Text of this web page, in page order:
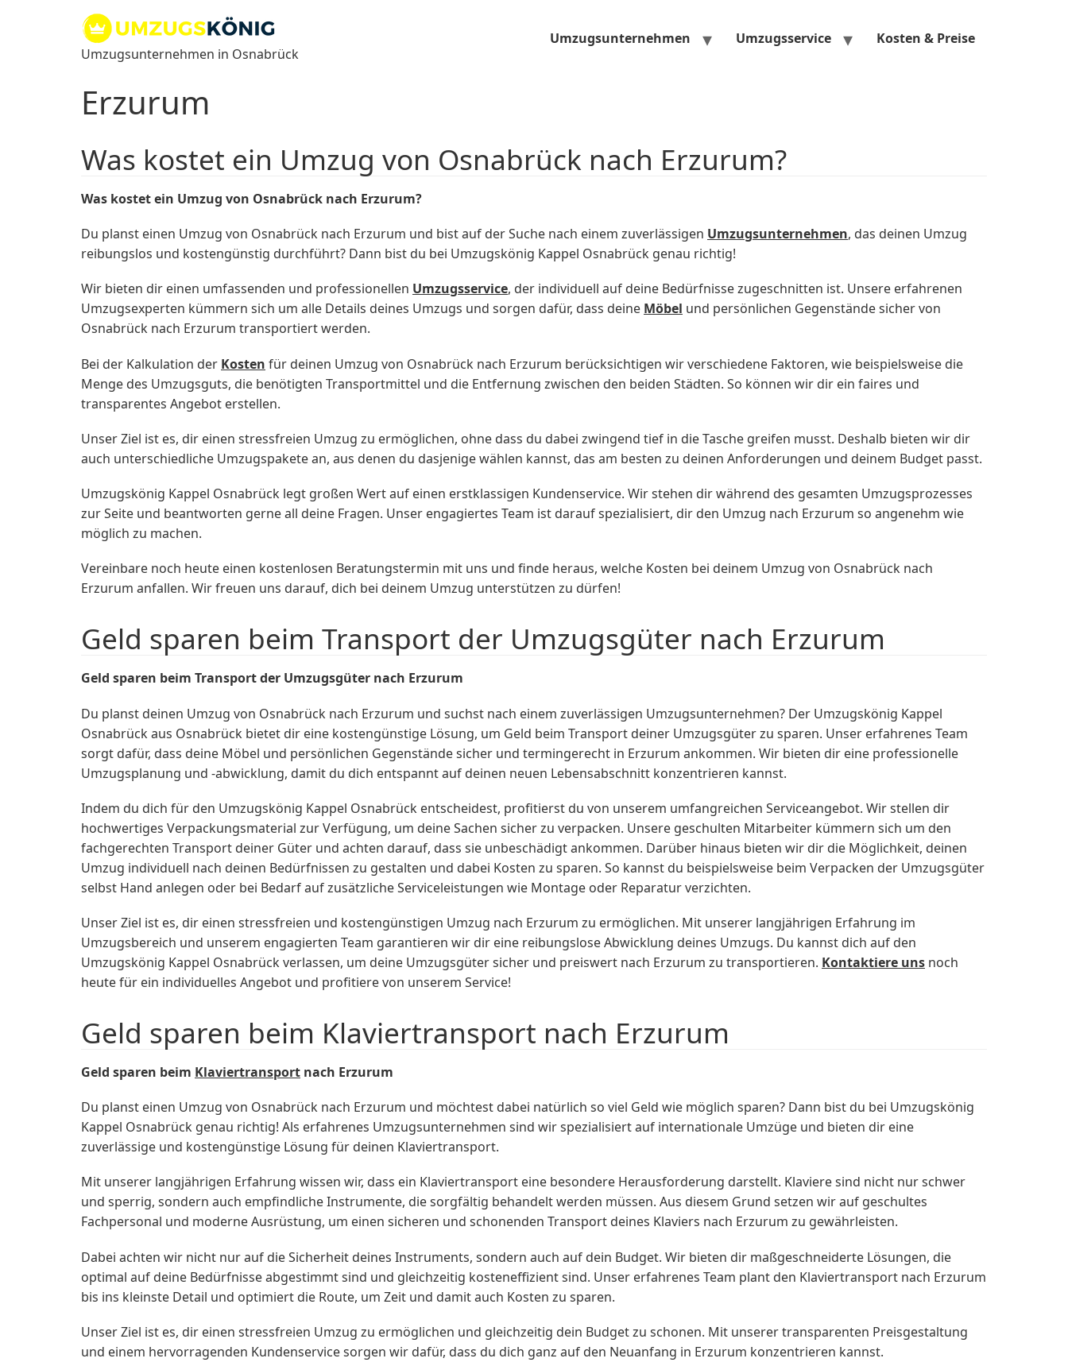
Umzugsunternehmen in Osnabrück
Umzugsunternehmen Umzugsservice Kosten & Preise
Erzurum
Was kostet ein Umzug von Osnabrück nach Erzurum?
Was kostet ein Umzug von Osnabrück nach Erzurum?
Du planst einen Umzug von Osnabrück nach Erzurum und bist auf der Suche nach einem zuverlässigen Umzugsunternehmen, das deinen Umzug
reibungslos und kostengünstig durchführt? Dann bist du bei Umzugskönig Kappel Osnabrück genau richtig!
Wir bieten dir einen umfassenden und professionellen Umzugsservice, der individuell auf deine Bedürfnisse zugeschnitten ist. Unsere erfahrenen
Umzugsexperten kümmern sich um alle Details deines Umzugs und sorgen dafür, dass deine Möbel und persönlichen Gegenstände sicher von
Osnabrück nach Erzurum transportiert werden.
Bei der Kalkulation der Kosten für deinen Umzug von Osnabrück nach Erzurum berücksichtigen wir verschiedene Faktoren, wie beispielsweise die
Menge des Umzugsguts, die benötigten Transportmittel und die Entfernung zwischen den beiden Städten. So können wir dir ein faires und
transparentes Angebot erstellen.
Unser Ziel ist es, dir einen stressfreien Umzug zu ermöglichen, ohne dass du dabei zwingend tief in die Tasche greifen musst. Deshalb bieten wir dir
auch unterschiedliche Umzugspakete an, aus denen du dasjenige wählen kannst, das am besten zu deinen Anforderungen und deinem Budget passt.
Umzugskönig Kappel Osnabrück legt großen Wert auf einen erstklassigen Kundenservice. Wir stehen dir während des gesamten Umzugsprozesses
zur Seite und beantworten gerne all deine Fragen. Unser engagiertes Team ist darauf spezialisiert, dir den Umzug nach Erzurum so angenehm wie
möglich zu machen.
Vereinbare noch heute einen kostenlosen Beratungstermin mit uns und finde heraus, welche Kosten bei deinem Umzug von Osnabrück nach
Erzurum anfallen. Wir freuen uns darauf, dich bei deinem Umzug unterstützen zu dürfen!
Geld sparen beim Transport der Umzugsgüter nach Erzurum
Geld sparen beim Transport der Umzugsgüter nach Erzurum
Du planst deinen Umzug von Osnabrück nach Erzurum und suchst nach einem zuverlässigen Umzugsunternehmen? Der Umzugskönig Kappel
Osnabrück aus Osnabrück bietet dir eine kostengünstige Lösung, um Geld beim Transport deiner Umzugsgüter zu sparen. Unser erfahrenes Team
sorgt dafür, dass deine Möbel und persönlichen Gegenstände sicher und termingerecht in Erzurum ankommen. Wir bieten dir eine professionelle
Umzugsplanung und -abwicklung, damit du dich entspannt auf deinen neuen Lebensabschnitt konzentrieren kannst.
Indem du dich für den Umzugskönig Kappel Osnabrück entscheidest, profitierst du von unserem umfangreichen Serviceangebot. Wir stellen dir
hochwertiges Verpackungsmaterial zur Verfügung, um deine Sachen sicher zu verpacken. Unsere geschulten Mitarbeiter kümmern sich um den
fachgerechten Transport deiner Güter und achten darauf, dass sie unbeschädigt ankommen. Darüber hinaus bieten wir dir die Möglichkeit, deinen
Umzug individuell nach deinen Bedürfnissen zu gestalten und dabei Kosten zu sparen. So kannst du beispielsweise beim Verpacken der Umzugsgüter
selbst Hand anlegen oder bei Bedarf auf zusätzliche Serviceleistungen wie Montage oder Reparatur verzichten.
Unser Ziel ist es, dir einen stressfreien und kostengünstigen Umzug nach Erzurum zu ermöglichen. Mit unserer langjährigen Erfahrung im
Umzugsbereich und unserem engagierten Team garantieren wir dir eine reibungslose Abwicklung deines Umzugs. Du kannst dich auf den
Umzugskönig Kappel Osnabrück verlassen, um deine Umzugsgüter sicher und preiswert nach Erzurum zu transportieren. Kontaktiere uns noch
heute für ein individuelles Angebot und profitiere von unserem Service!
Geld sparen beim Klaviertransport nach Erzurum
Geld sparen beim Klaviertransport nach Erzurum
Du planst einen Umzug von Osnabrück nach Erzurum und möchtest dabei natürlich so viel Geld wie möglich sparen? Dann bist du bei Umzugskönig
Kappel Osnabrück genau richtig! Als erfahrenes Umzugsunternehmen sind wir spezialisiert auf internationale Umzüge und bieten dir eine
zuverlässige und kostengünstige Lösung für deinen Klaviertransport.
Mit unserer langjährigen Erfahrung wissen wir, dass ein Klaviertransport eine besondere Herausforderung darstellt. Klaviere sind nicht nur schwer
und sperrig, sondern auch empfindliche Instrumente, die sorgfältig behandelt werden müssen. Aus diesem Grund setzen wir auf geschultes
Fachpersonal und moderne Ausrüstung, um einen sicheren und schonenden Transport deines Klaviers nach Erzurum zu gewährleisten.
Dabei achten wir nicht nur auf die Sicherheit deines Instruments, sondern auch auf dein Budget. Wir bieten dir maßgeschneiderte Lösungen, die
optimal auf deine Bedürfnisse abgestimmt sind und gleichzeitig kosteneffizient sind. Unser erfahrenes Team plant den Klaviertransport nach Erzurum
bis ins kleinste Detail und optimiert die Route, um Zeit und damit auch Kosten zu sparen.
Unser Ziel ist es, dir einen stressfreien Umzug zu ermöglichen und gleichzeitig dein Budget zu schonen. Mit unserer transparenten Preisgestaltung
und einem hervorragenden Kundenservice sorgen wir dafür, dass du dich ganz auf den Neuanfang in Erzurum konzentrieren kannst.